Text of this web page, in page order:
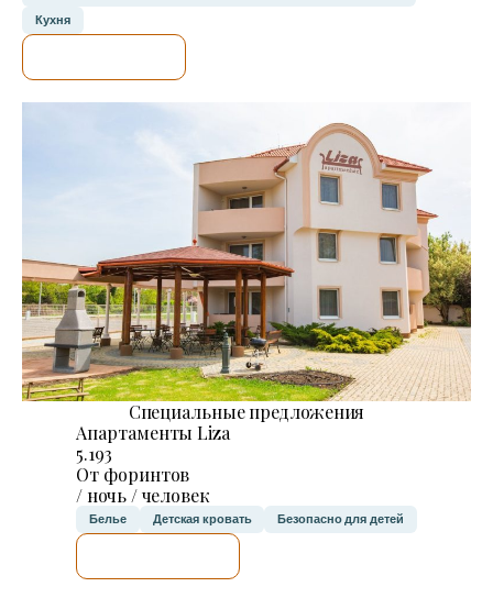
Кухня
Специальные предложения
Апартаменты Liza
5.193
От форинтов
/ ночь / человек
Белье Детская кровать Безопасно для детей